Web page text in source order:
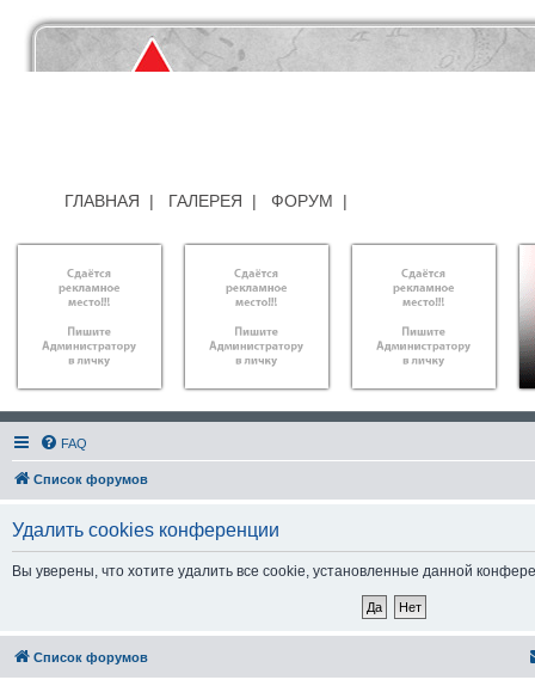
ГЛАВНАЯ | ГАЛЕРЕЯ | ФОРУМ |
FAQ
Список форумов
Удалить cookies конференции
Вы уверены, что хотите удалить все cookie, установленные данной
Список форумов